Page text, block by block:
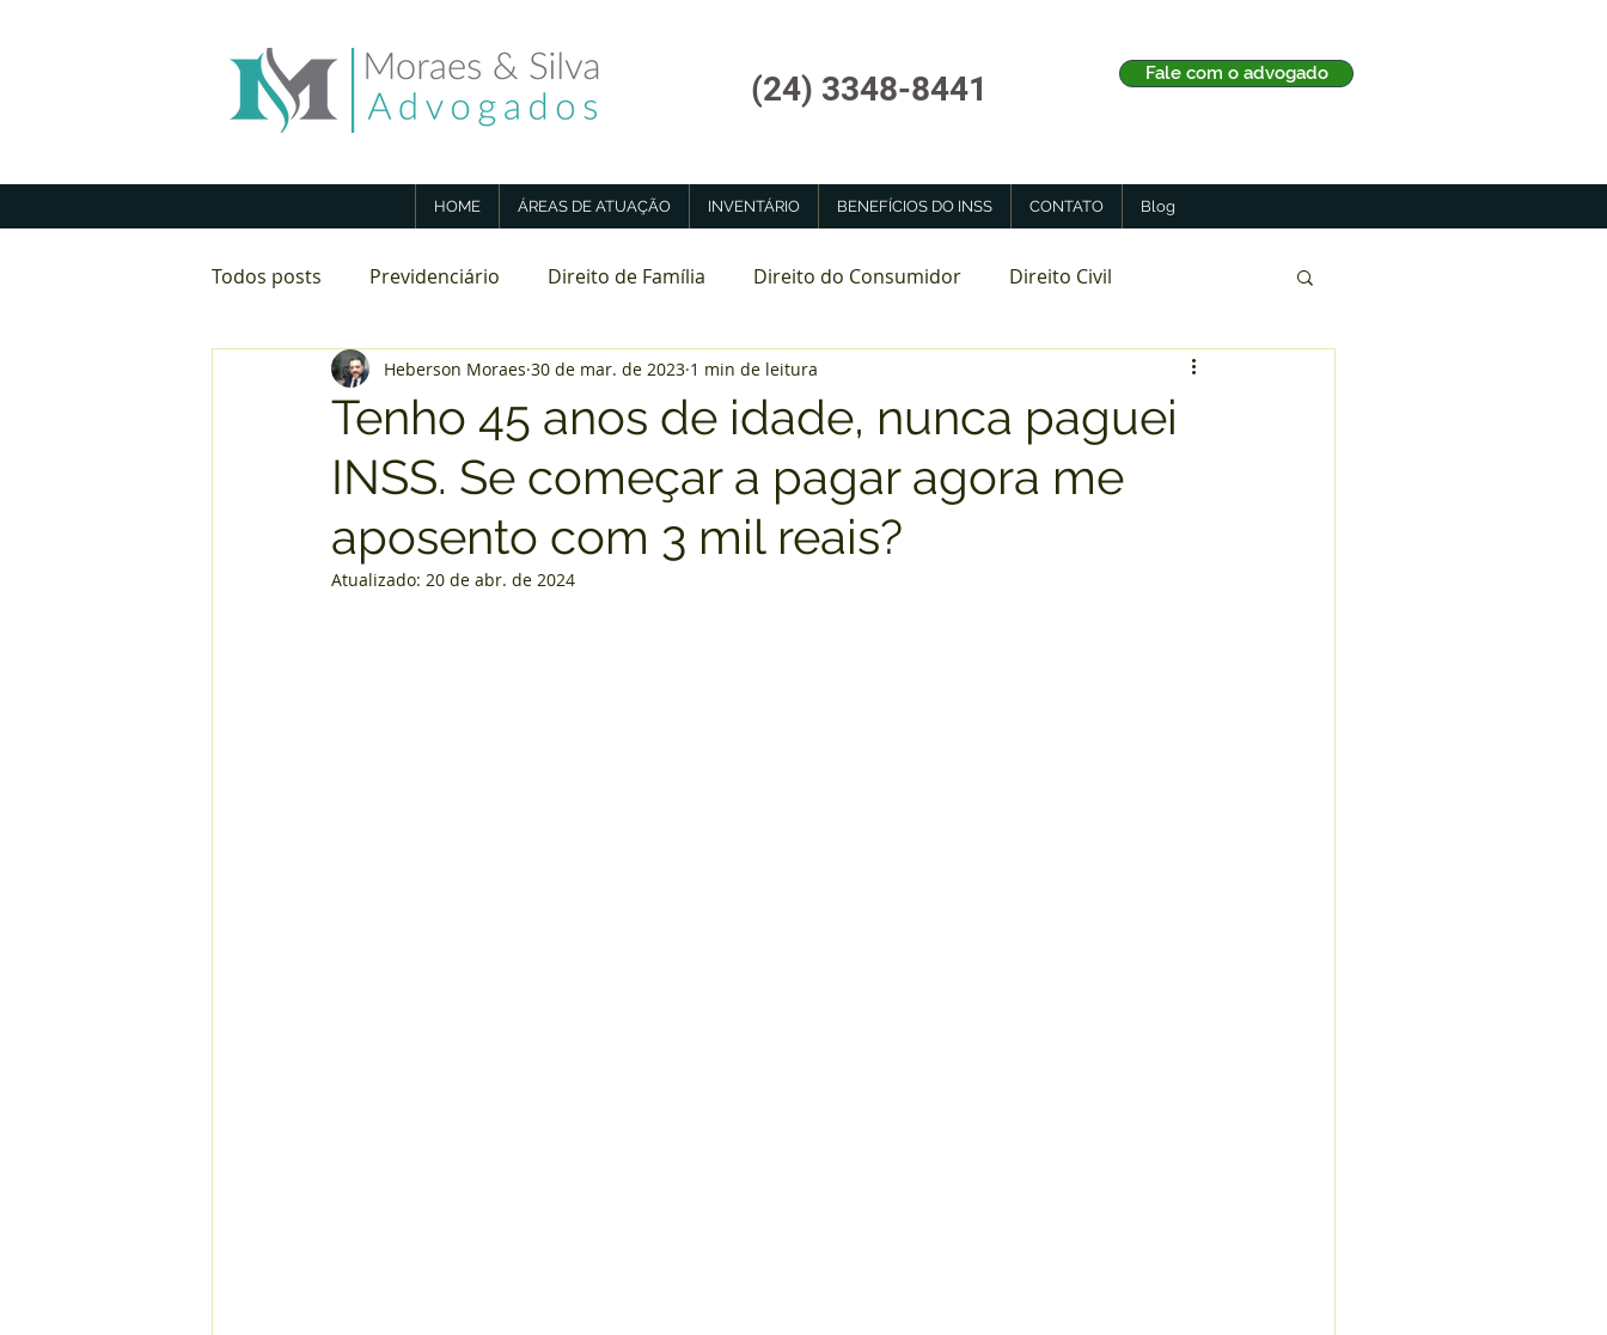
(24) 3348-8441 Fale com o advogado
HOME ÁREAS DE ATUAÇÃO INVENTÁRIO BENEFÍCIOS DO INSS CONTATO Blog
Todos posts Previdenciário Direito de Família Direito do Consumidor Direito Civil
Direito Imobiliário Aposentadoria Especial Perícia Médica INSS
Tenho 45 anos de idade, nunca paguei
INSS. Se começar a pagar agora me
aposento com 3 mil reais?
Heberson Moraes 30 de mar. de 2023 1 min de leitura
Atualizado: 20 de abr. de 2024